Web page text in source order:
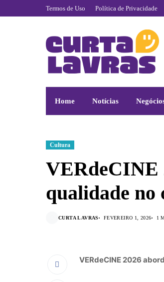
Termos de Uso Política de Privacidade
Home Notícias
Cultura
VERdeCINE
qualidade no
CURTA LAVRAS FEVEREIRO 1, 2026 1
VERdeCINE 2026